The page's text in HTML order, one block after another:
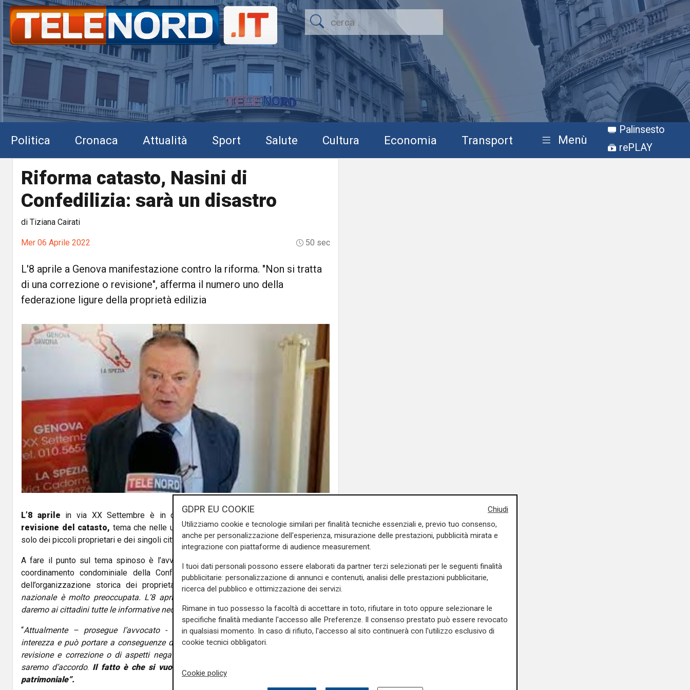
Politica Cronaca Attualità Sport Salute Cultura Economia Transport Menù
Palinsesto
rePLAY
Riforma catasto, Nasini di
Confedilizia: sarà un disastro
di Tiziana Cairati
Mer 06 Aprile 2022 50 sec
L'8 aprile a Genova manifestazione contro la riforma. "Non si tratta
di una correzione o revisione", afferma il numero uno della
federazione ligure della proprietà edilizia
L’8 aprile in via XX Settembre è in calendario unamanifestazione
revisione del catasto, tema che nelle ultime settimane ha occupato i pensieri non
solo dei piccoli proprietari e dei singoli cittadini, ma anche dellaConfedilizia.
A fare il punto sul tema spinoso è l’avvocato
coordinamento condominiale della Confedilizia, nonché vicepresidente nazionale
dell’organizzazione storica dei proprietari di casa: “Diciamo che la Confedilizia
nazionale è molto preoccupata. L’8 aprile in tutta Italia avremo dei gazebo dove
daremo ai cittadini tutte le informative necessarie e non approfondito a sufficienza”.
“Attualmente – prosegue l’avvocato - l’argomento non è conosciuto nella sua
interezza e può portare a conseguenze difficili per i proprietari. Non si tratta di una
revisione e correzione o di aspetti negativi dell’attuale sistema. Se fosse così noi
saremo d’accordo. Il fatto è che si vuole trasformare il catasto da reddituale a
patrimoniale”.
Chiudi
GDPR EU COOKIE
Utilizziamo cookie e tecnologie similari per finalità tecniche essenziali e, previo tuo consenso,
anche per personalizzazione dell'esperienza, misurazione delle prestazioni, pubblicità mirata e
integrazione con piattaforme di audience measurement.
I tuoi dati personali possono essere elaborati da partner terzi selezionati per le seguenti finalità
pubblicitarie: personalizzazione di annunci e contenuti, analisi delle prestazioni pubblicitarie,
ricerca del pubblico e ottimizzazione dei servizi.
Rimane in tuo possesso la facoltà di accettare in toto, rifiutare in toto oppure selezionare le
specifiche finalità mediante l'accesso alle Preferenze. Il consenso prestato può essere revocato
in qualsiasi momento. In caso di rifiuto, l'accesso al sito continuerà con l'utilizzo esclusivo di
cookie tecnici obbligatori.
Cookie policy